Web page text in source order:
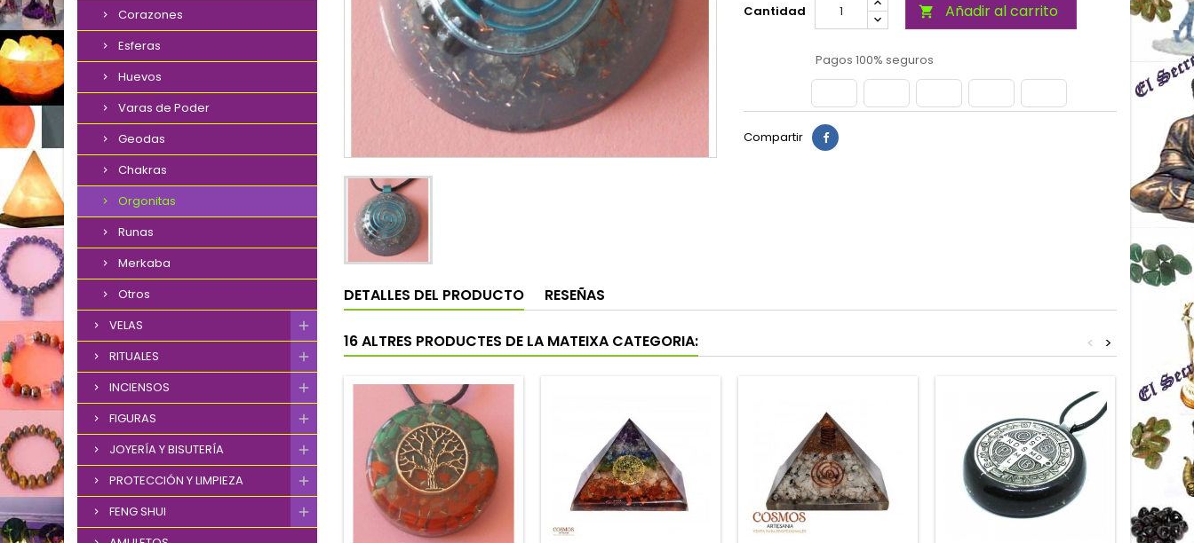
Corazones
Esferas
Huevos
Varas de Poder
Geodas
Chakras
Orgonitas
Runas
Merkaba
Otros
VELAS
RITUALES
INCIENSOS
FIGURAS
JOYERÍA Y BISUTERÍA
PROTECCIÓN Y LIMPIEZA
FENG SHUI
Cantidad  Añadir al carrito
Pagos 100% seguros
Compartir
DETALLES DEL PRODUCTO RESEÑAS
16 ALTRES PRODUCTES DE LA MATEIXA CATEGORIA: >
<